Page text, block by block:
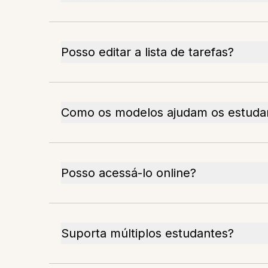
Posso editar a lista de tarefas?
Como os modelos ajudam os
Posso acessá-lo online?
Suporta múltiplos estudantes?